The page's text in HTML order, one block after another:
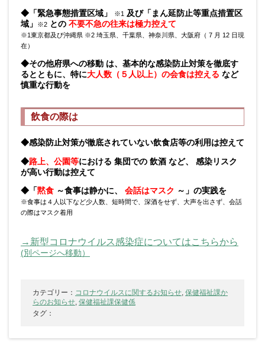
◆「緊急事態措置区域」 ※1 及び「まん延防止等重点措置区
域」
※2 との 不要不急の往来は極力控えて
※1東京都及び沖縄県 ※2 埼玉県、千葉県、神奈川県、大阪府（ 7 月 12 日現
在）
◆その他府県への移動 は、基本的な感染防止対策を徹底す
るとともに、特に大人数（５人以上）の会食は控える など
慎重な行動を
飲食の際は
◆感染防止対策が徹底されていない飲食店等の利用は控えて
◆路上、公園等における 集団での 飲酒 など、 感染リスク
が高い行動は控えて
◆「 黙食 ～食事は静かに、 会話はマスク ～」の実践を
※食事は４人以下など少人数、短時間で、深酒をせず、大声を出さず、会話
の際はマスク着用
→新型コロナウイルス感染症についてはこちらから
(別ページへ移動）
カテゴリー： コロナウイルスに関するお知らせ 保健福祉課か
らのお知らせ 保健福祉課保健係
タグ：